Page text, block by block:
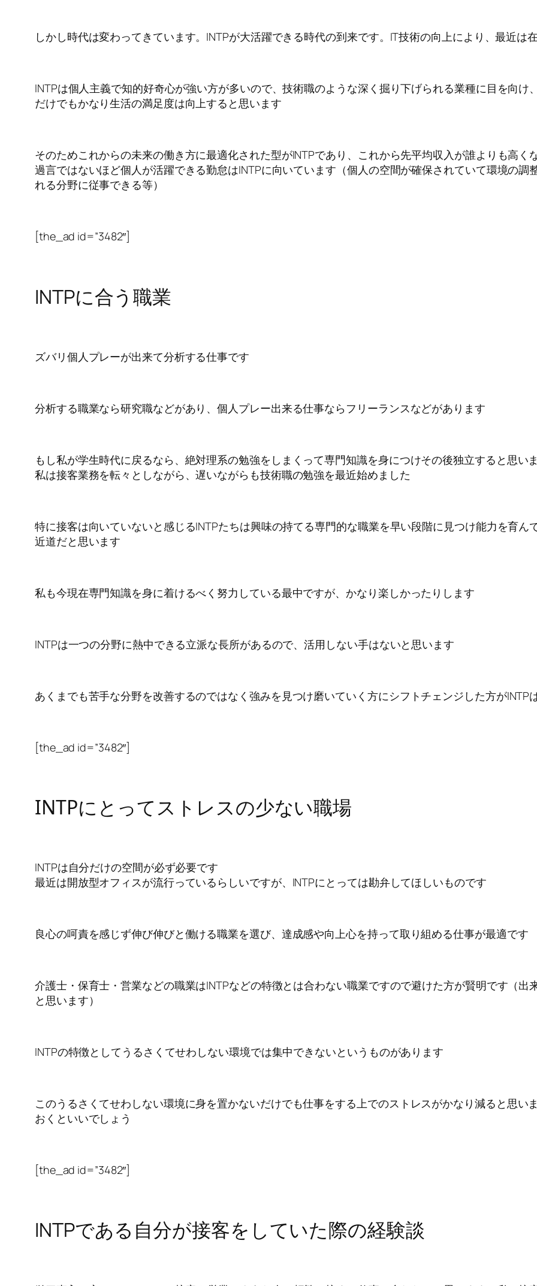
しかし時代は変わってきています。INTPが大活躍できる時代の到来です。IT技術の向上により、最近は
INTPは個人主義で知的好奇心が強い方が多いので、技術職のような深く掘り下げられる業種に目を向
だけでもかなり生活の満足度は向上すると思います
そのためこれからの未来の働き方に最適化された型がINTPであり、これから先平均収入が誰よりも高
過言ではないほど個人が活躍できる勤怠はINTPに向いています（個人の空間が確保されていて環境の
れる分野に従事できる等）
[the_ad id=”3482″]
INTPに合う職業
ズバリ個人プレーが出来て分析する仕事です
分析する職業なら研究職などがあり、個人プレー出来る仕事ならフリーランスなどがあります
もし私が学生時代に戻るなら、絶対理系の勉強をしまくって専門知識を身につけその後独立すると思い
私は接客業務を転々としながら、遅いながらも技術職の勉強を最近始めました
特に接客は向いていないと感じるINTPたちは興味の持てる専門的な職業を早い段階に見つけ能力を育
近道だと思います
私も今現在専門知識を身に着けるべく努力している最中ですが、かなり楽しかったりします
INTPは一つの分野に熱中できる立派な長所があるので、活用しない手はないと思います
あくまでも苦手な分野を改善するのではなく強みを見つけ磨いていく方にシフトチェンジした方がINTP
[the_ad id=”3482″]
INTPにとってストレスの少ない職場
INTPは自分だけの空間が必ず必要です
最近は開放型オフィスが流行っているらしいですが、INTPにとっては勘弁してほしいものです
良心の呵責を感じず伸び伸びと働ける職業を選び、達成感や向上心を持って取り組める仕事が最適です
介護士・保育士・営業などの職業はINTPなどの特徴とは合わない職業ですので避けた方が賢明です（
と思います）
INTPの特徴としてうるさくてせわしない環境では集中できないというものがあります
このうるさくてせわしない環境に身を置かないだけでも仕事をする上でのストレスがかなり減ると思い
おくといいでしょう
[the_ad id=”3482″]
INTPである自分が接客をしていた際の経験談